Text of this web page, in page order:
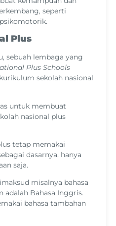
seperti
Plus
sebuah lembaga yang
Plus Schools
sekolah nasional
untuk membuat
nasional plus
tetap memakai
dasarnya, hanya
saja.
misalnya bahasa
adalah Bahasa Inggris.
bahasa tambahan